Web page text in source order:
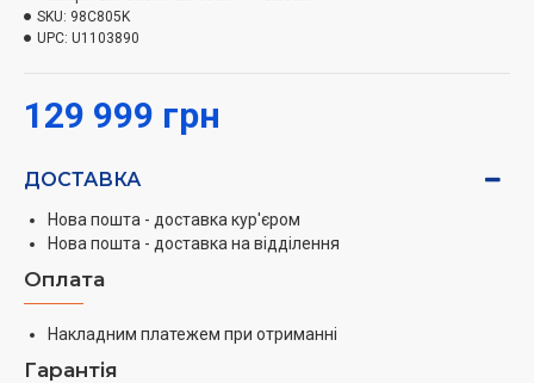
129 999 грн
SKU: 98C805K
UPC: U1103890
ДОСТАВКА
Нова пошта - доставка кур'єром
Нова пошта - доставка на відділення
Оплата
Накладним платежем при отриманні
Гарантія